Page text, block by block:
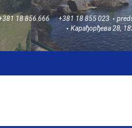
18 856 666 +381 18 855 023
Карађорђева 28,